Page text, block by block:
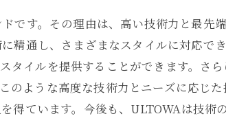
です。その理由は、高い技術力と最先
精通し、さまざまなスタイルに対応で
タイルを提供することができます。さ
のような高度な技術力とニーズに応じ
得ています。今後も、ULTOWAは技術